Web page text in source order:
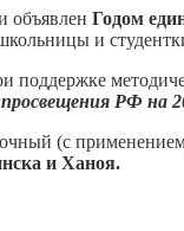
объявлен Годом
и
РФ на
(с
и Ханоя.